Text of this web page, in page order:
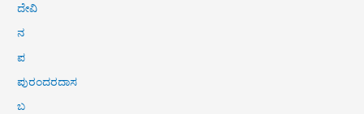
ದೇವಿ
ನ
ಪ
ಪುರಂದರದಾಸ
ಬ